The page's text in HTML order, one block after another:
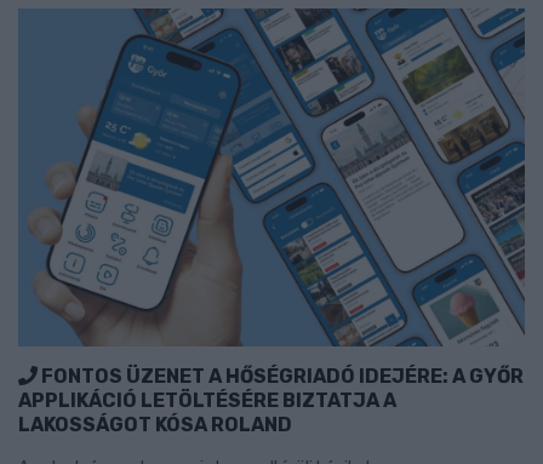
FONTOS ÜZENET A HŐSÉGRIADÓ IDEJÉRE: A GYŐR
APPLIKÁCIÓ LETÖLTÉSÉRE BIZTATJA A
LAKOSSÁGOT KÓSA ROLAND